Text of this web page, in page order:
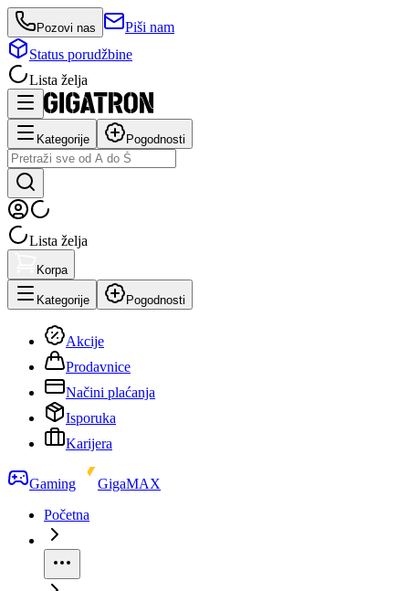
Pozovi nas
Piši nam
Status porudžbine
Lista želja
Kategorije Pogodnosti
Lista želja
Korpa
Kategorije Pogodnosti
Akcije
Prodavnice
Načini plaćanja
Isporuka
Karijera
Gaming
GigaMAX
Početna